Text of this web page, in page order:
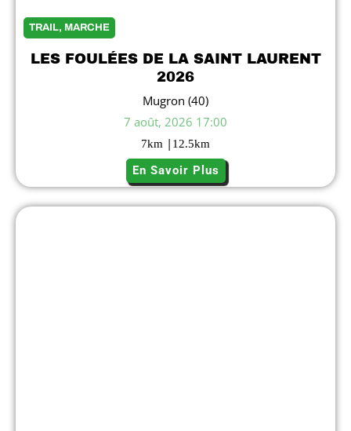
TRAIL, MARCHE
LES FOULÉES DE LA SAINT LAURENT
2026
Mugron (40)
7 août, 2026 17:00
7km | 12.5km
En Savoir Plus